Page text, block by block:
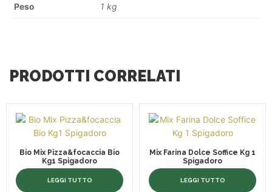
Peso 1 kg
PRODOTTI CORRELATI
Bio Mix Pizza&focaccia Bio
Kg1 Spigadoro
LEGGI TUTTO
Mix Farina Dolce Soffice Kg 1
Spigadoro
LEGGI TUTTO